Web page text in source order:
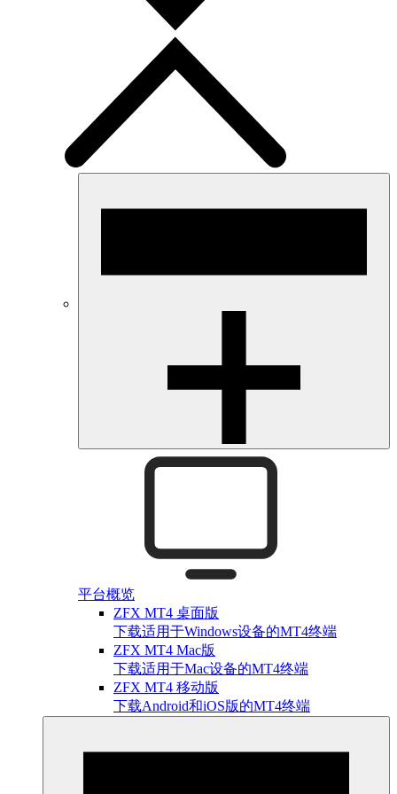
平台概览
ZFX MT4 桌面版
下载适用于Windows设备的MT4终端
ZFX MT4 Mac版
下载适用于Mac设备的MT4终端
ZFX MT4 移动版
下载Android和iOS版的MT4终端